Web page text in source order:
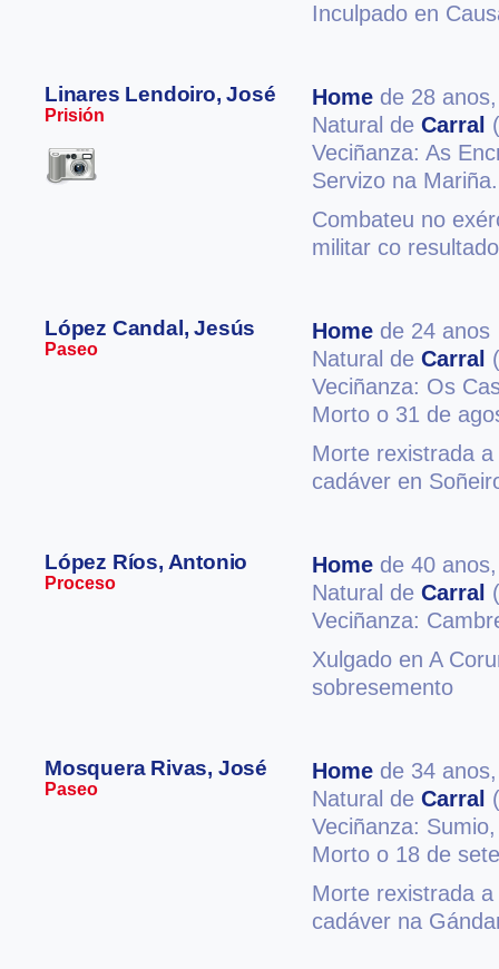
Inculpado en
Linares Lendoiro, José
Prisión
Home de 28
Natural de Carral
Veciñanza: As
Servizo na
Combateu no
militar co
López Candal, Jesús
Paseo
Home de 24 anos
Natural de Carral
Veciñanza: Os
Morto o 31 de
Morte rexistrada
cadáver en
López Ríos, Antonio
Proceso
Home de 40
Natural de Carral
Veciñanza:
Xulgado en A
sobresemento
Mosquera Rivas, José
Paseo
Home de 34
Natural de Carral
Veciñanza:
Morto o 18 de
Morte rexistrada
cadáver na